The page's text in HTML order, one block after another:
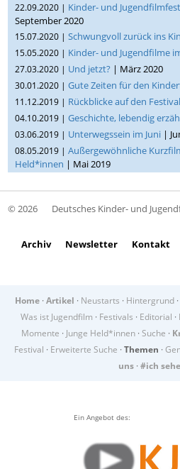
22.09.2020 | Kinder- und
September 2020
15.07.2020 |Schwungvoll zurück ins
15.05.2020 | Kinder- und Jugendfilme
27.03.2020 | Und jetzt? | März 2020
30.01.2020 |Gute Zeiten für den
11.12.2019 | Rückblicke auf den
04.10.2019 |Geschichte, lebendig
03.06.2019 | Unterwegssein im Juni |
08.05.2019 |Außergewöhnliche
Held*innen | Mai 2019
© 2026 Deutsches Kinder- und
Archiv Newsletter Kontakt
Home · Artikel · Neustarts · Hintergrund ·
Was ist Jugendfilm · Festivals · Editorial ·
Momente · Junge Held*innen · Suche ·
Festival · Erweiterte Suche · Themen ·
uns · #ich
Ein Angebot des: